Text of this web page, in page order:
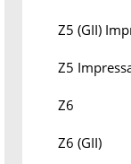
Z5 (GII)
Z5
Z6
Z6 (GII)